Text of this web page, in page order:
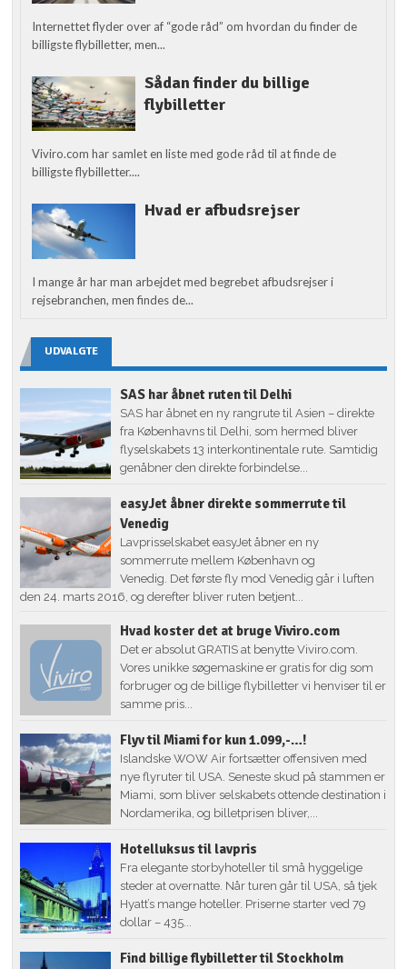
Internettet flyder over af “gode råd” om hvordan du finder de
billigste flybilletter, men...
Sådan finder du billige
flybilletter
Viviro.com har samlet en liste med gode råd til at finde de
billigste flybilletter....
Hvad er afbudsrejser
I mange år har man arbejdet med begrebet afbudsrejser i
rejsebranchen, men findes de...
UDVALGTE
SAS har åbnet ruten til Delhi
SAS har åbnet en ny rangrute til Asien – direkte
fra Københavns til Delhi, som hermed bliver
flyselskabets 13 interkontinentale rute. Samtidig
genåbner den direkte forbindelse...
easyJet åbner direkte sommerrute til
Venedig
Lavprisselskabet easyJet åbner en ny
sommerrute mellem København og
Venedig. Det første fly mod Venedig går i luften
den 24. marts 2016, og derefter bliver ruten betjent...
Hvad koster det at bruge Viviro.com
Det er absolut GRATIS at benytte Viviro.com.
Vores unikke søgemaskine er gratis for dig som
forbruger og de billige flybilletter vi henviser til er
samme pris...
Flyv til Miami for kun 1.099,-…!
Islandske WOW Air fortsætter offensiven med
nye flyruter til USA. Seneste skud på stammen er
Miami, som bliver selskabets ottende destination i
Nordamerika, og billetprisen bliver,...
Hotelluksus til lavpris
Fra elegante storbyhoteller til små hyggelige
steder at overnatte. Når turen går til USA, så tjek
Hyatt’s mange hoteller. Priserne starter ved 79
dollar – 435...
Find billige flybilletter til Stockholm